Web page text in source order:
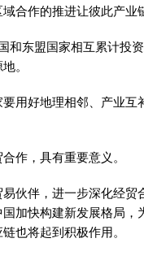
合作的推进让彼此产业
和东盟国家相互累计投
。
用好地理相邻、产业
作，具有重要意义。
伙伴，进一步深化经
加快构建新发展格局
也将起到积极作用。